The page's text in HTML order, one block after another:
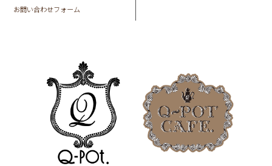
お問い合わせフォーム